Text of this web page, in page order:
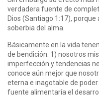
verdadera fuente de
Dios (Santiago 1:17),
soberbia del alma.
Básicamente en la vida
de bendición: 1) nosotros
imperfección y tendencias
conoce aún mejor que
eterna e inagotable de
fuente alimentaría el